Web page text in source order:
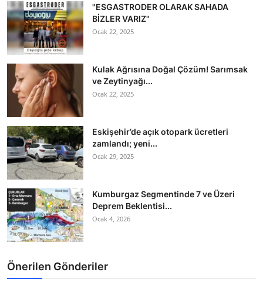
"ESGASTRODER OLARAK SAHADA
BİZLER VARIZ"
Ocak 22, 2025
Kulak Ağrısına Doğal Çözüm! Sarımsak
ve Zeytinyağı...
Ocak 22, 2025
Eskişehir’de açık otopark ücretleri
zamlandı; yeni...
Ocak 29, 2025
Kumburgaz Segmentinde 7 ve Üzeri
Deprem Beklentisi...
Ocak 4, 2026
Önerilen Gönderiler